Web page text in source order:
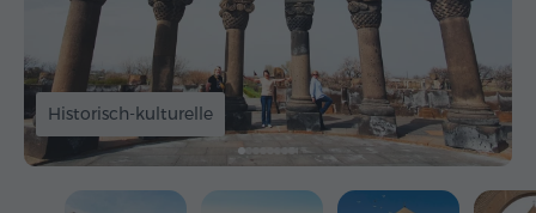
Historisch-kulturelle